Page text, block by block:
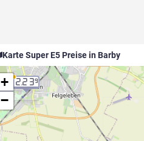
Karte Super E5 Preise in Barby
2.239
+
−